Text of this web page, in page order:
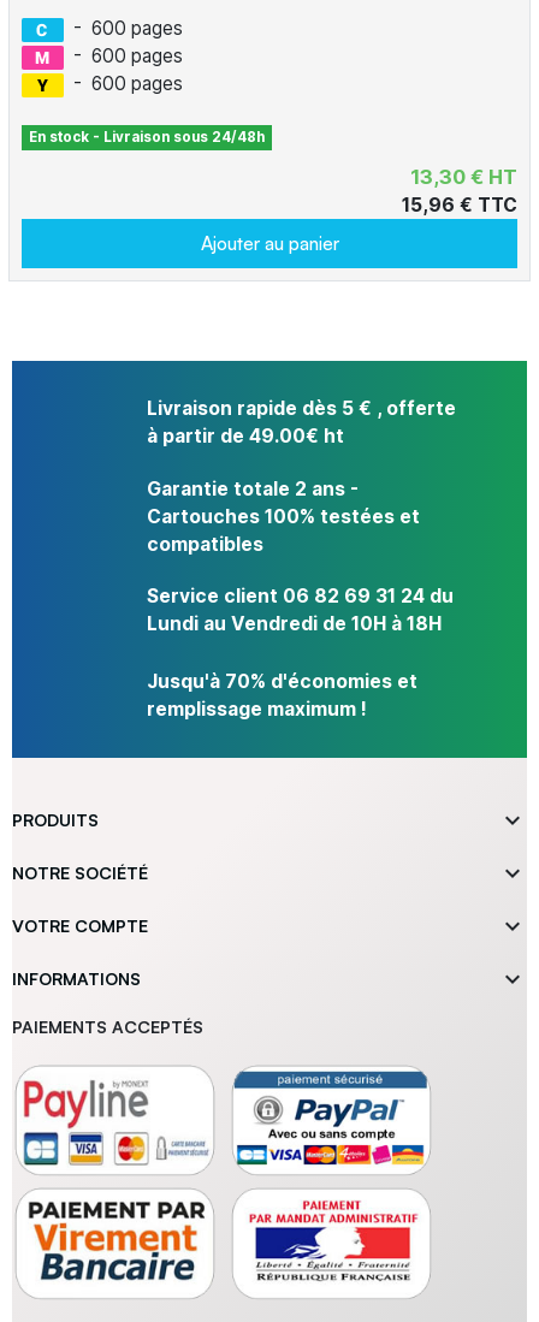
- 600 pages
- 600 pages
- 600 pages
En stock - Livraison sous 24/48h
13,30 € HT
15,96 € TTC
Ajouter au panier
Livraison rapide dès 5 € , offerte
à partir de 49.00€ ht
Garantie totale 2 ans -
Cartouches 100% testées et
compatibles
Service client 06 82 69 31 24 du
Lundi au Vendredi de 10H à 18H
Jusqu'à 70% d'économies et
remplissage maximum !
PRODUITS 
NOTRE SOCIÉTÉ 
VOTRE COMPTE 
INFORMATIONS 
PAIEMENTS ACCEPTÉS